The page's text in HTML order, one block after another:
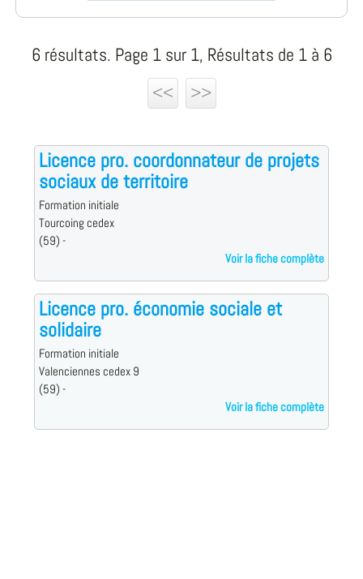
6 résultats. Page 1 sur 1, Résultats de 1 à 6
<<
>>
Licence pro. coordonnateur de projets
sociaux de territoire
Formation initiale
Tourcoing cedex
(59) -
Voir la fiche complète
Licence pro. économie sociale et
solidaire
Formation initiale
Valenciennes cedex 9
(59) -
Voir la fiche complète